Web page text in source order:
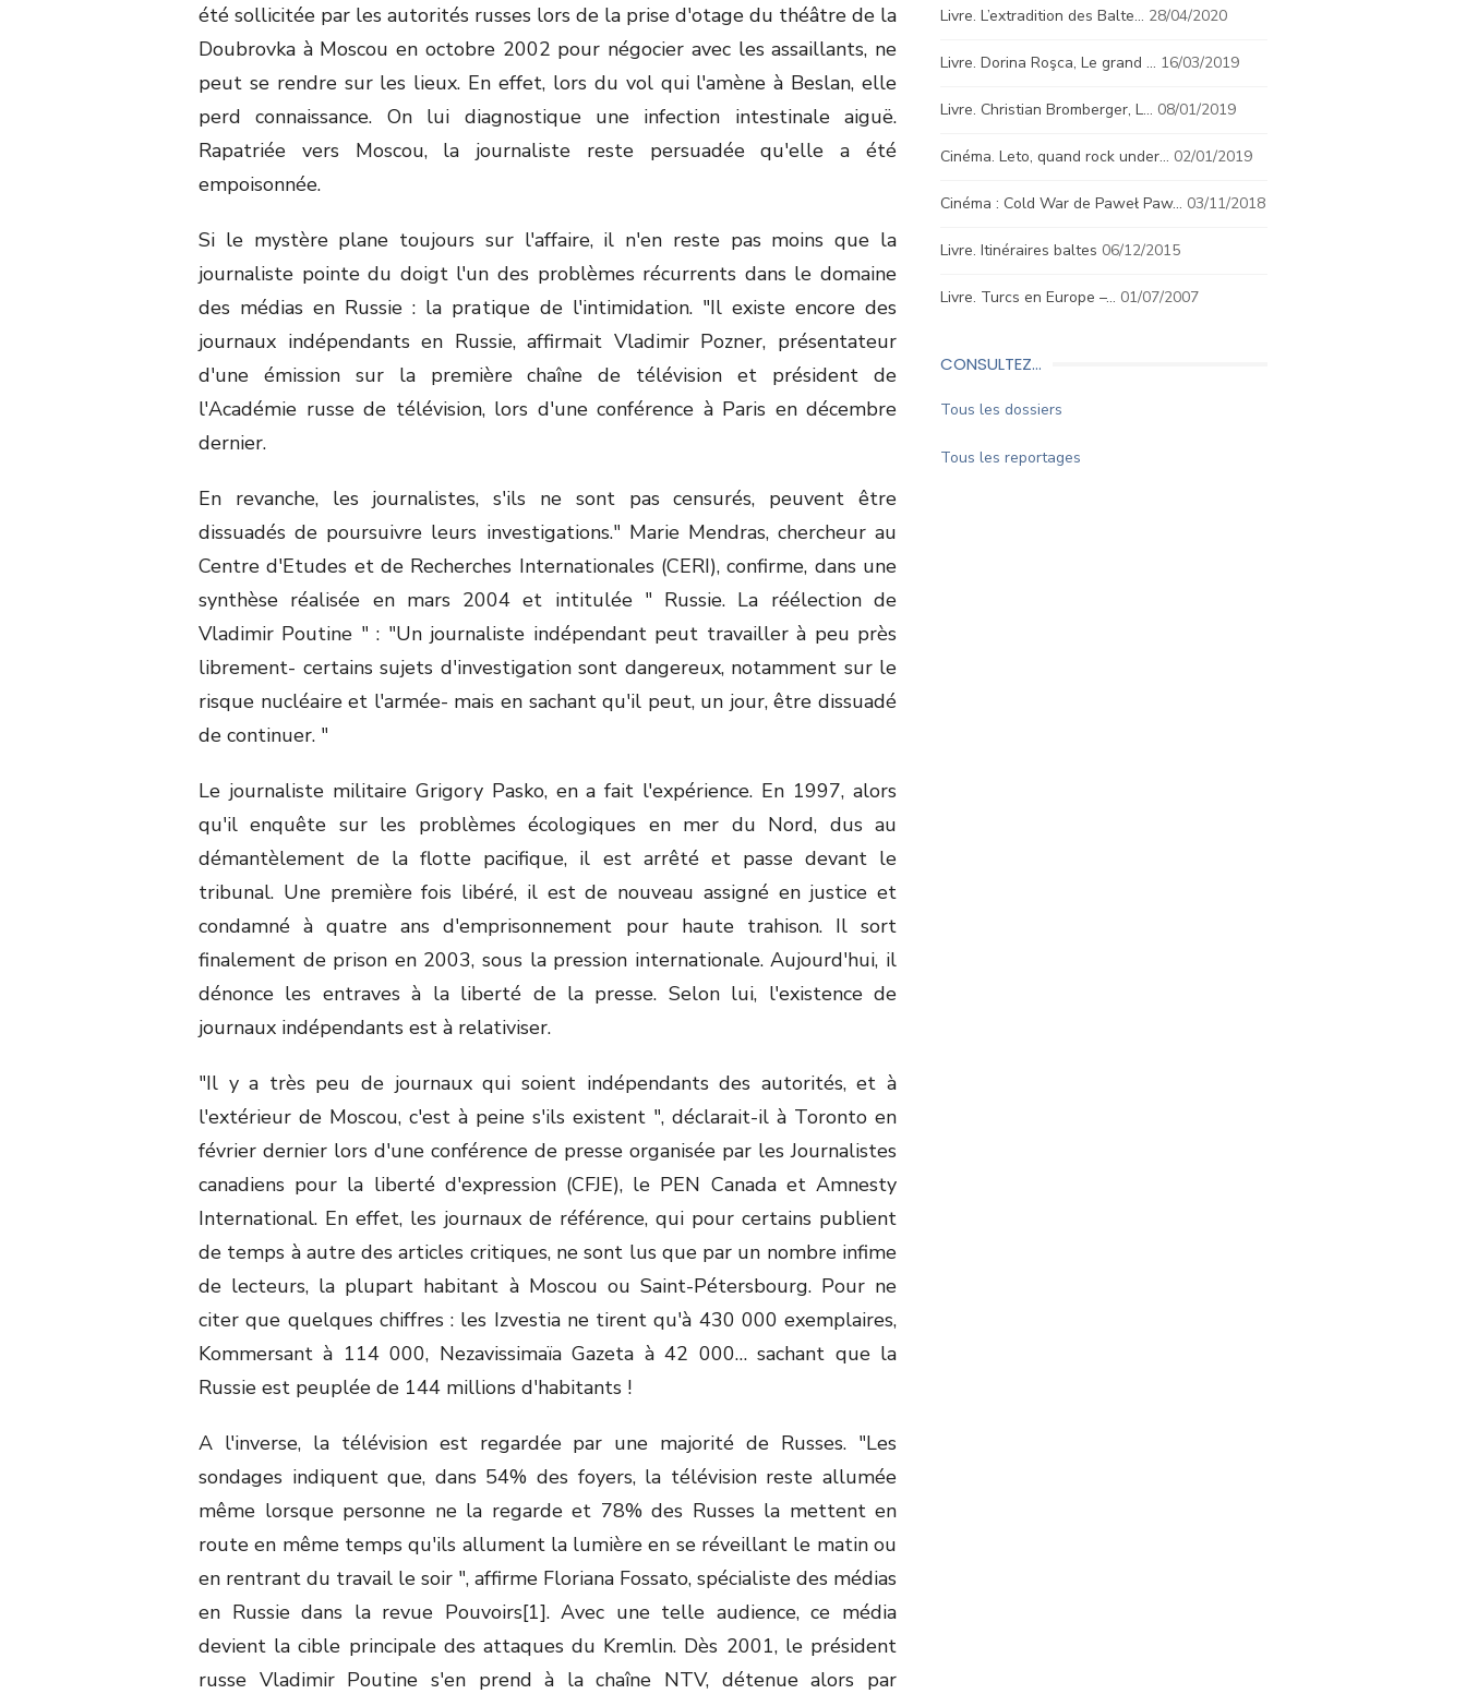
été sollicitée par les autorités russes lors de la prise d'otage du théâtre de la
Doubrovka à Moscou en octobre 2002 pour négocier avec les assaillants, ne
peut se rendre sur les lieux. En effet, lors du vol qui l'amène à Beslan, elle
perd connaissance. On lui diagnostique une infection intestinale aiguë.
Rapatriée vers Moscou, la journaliste reste persuadée qu'elle a été
empoisonnée.
Si le mystère plane toujours sur l'affaire, il n'en reste pas moins que la
journaliste pointe du doigt l'un des problèmes récurrents dans le domaine
des médias en Russie : la pratique de l'intimidation. "Il existe encore des
journaux indépendants en Russie, affirmait Vladimir Pozner, présentateur
d'une émission sur la première chaîne de télévision et président de
l'Académie russe de télévision, lors d'une conférence à Paris en décembre
dernier.
En revanche, les journalistes, s'ils ne sont pas censurés, peuvent être
dissuadés de poursuivre leurs investigations." Marie Mendras, chercheur au
Centre d'Etudes et de Recherches Internationales (CERI), confirme, dans une
synthèse réalisée en mars 2004 et intitulée " Russie. La réélection de
Vladimir Poutine " : "Un journaliste indépendant peut travailler à peu près
librement- certains sujets d'investigation sont dangereux, notamment sur le
risque nucléaire et l'armée- mais en sachant qu'il peut, un jour, être dissuadé
de continuer. "
Le journaliste militaire Grigory Pasko, en a fait l'expérience. En 1997, alors
qu'il enquête sur les problèmes écologiques en mer du Nord, dus au
démantèlement de la flotte pacifique, il est arrêté et passe devant le
tribunal. Une première fois libéré, il est de nouveau assigné en justice et
condamné à quatre ans d'emprisonnement pour haute trahison. Il sort
finalement de prison en 2003, sous la pression internationale. Aujourd'hui, il
dénonce les entraves à la liberté de la presse. Selon lui, l'existence de
journaux indépendants est à relativiser.
"Il y a très peu de journaux qui soient indépendants des autorités, et à
l'extérieur de Moscou, c'est à peine s'ils existent ", déclarait-il à Toronto en
février dernier lors d'une conférence de presse organisée par les Journalistes
canadiens pour la liberté d'expression (CFJE), le PEN Canada et Amnesty
International. En effet, les journaux de référence, qui pour certains publient
de temps à autre des articles critiques, ne sont lus que par un nombre infime
de lecteurs, la plupart habitant à Moscou ou Saint-Pétersbourg. Pour ne
citer que quelques chiffres : les Izvestia ne tirent qu'à 430 000 exemplaires,
Kommersant à 114 000, Nezavissimaïa Gazeta à 42 000… sachant que la
Russie est peuplée de 144 millions d'habitants !
A l'inverse, la télévision est regardée par une majorité de Russes. "Les
sondages indiquent que, dans 54% des foyers, la télévision reste allumée
même lorsque personne ne la regarde et 78% des Russes la mettent en
route en même temps qu'ils allument la lumière en se réveillant le matin ou
en rentrant du travail le soir ", affirme Floriana Fossato, spécialiste des médias
en Russie dans la revue Pouvoirs[1]. Avec une telle audience, ce média
devient la cible principale des attaques du Kremlin. Dès 2001, le président
russe Vladimir Poutine s'en prend à la chaîne NTV, détenue alors par
Livre. L’extradition des Balte… 28/04/2020
Livre. Dorina Roşca, Le grand … 16/03/2019
Livre. Christian Bromberger, L… 08/01/2019
Cinéma. Leto, quand rock under… 02/01/2019
Cinéma : Cold War de Paweł Paw… 03/11/2018
Livre. Itinéraires baltes 06/12/2015
Livre. Turcs en Europe –… 01/07/2007
CONSULTEZ…
Tous les dossiers
Tous les reportages